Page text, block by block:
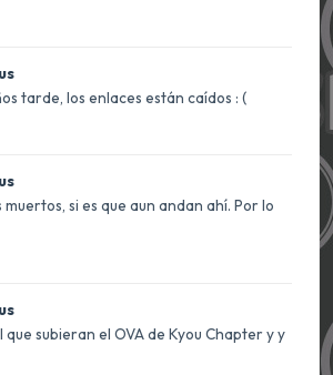
tarde, los enlaces están caídos : (
si es que aun andan ahí. Por lo
que subieran el OVA de Kyou Chapter y y